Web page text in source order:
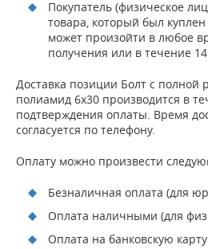
Покупатель (физическое
товара, который был
может произойти в любое
получения или в течение
Доставка позиции Болт с полной
полиамид 6x30 производится в
подтверждения оплаты. Время
согласуется по телефону.
Оплату можно произвести
Безналичная оплата (для
Оплата наличными (для
Оплата на банковскую